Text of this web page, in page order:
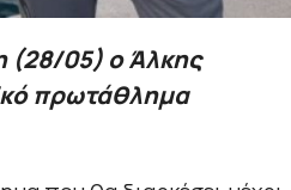
(28/05) ο Άλκης
πρωτάθλημα